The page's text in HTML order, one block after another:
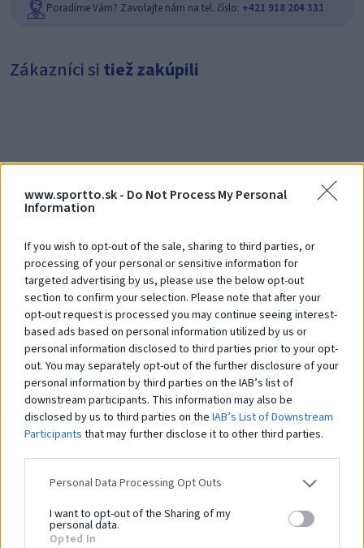
www.sportto.sk - Do Not Process My Personal
Information
If you wish to opt-out of the sale, sharing to third parties, or
processing of your personal or sensitive information for
targeted advertising by us, please use the below opt-out
section to confirm your selection. Please note that after your
opt-out request is processed you may continue seeing interest-
based ads based on personal information utilized by us or
personal information disclosed to third parties prior to your opt-
out. You may separately opt-out of the further disclosure of your
personal information by third parties on the IAB’s list of
downstream participants. This information may also be
disclosed by us to third parties on the IAB’s List of Downstream
Participants that may further disclose it to other third parties.
Personal Data Processing Opt Outs
I want to opt-out of the Sharing of my
personal data.
Opted In
Poradíme Vám? Zavolajte nám na tel. číslo: +421 918 204 331
Zákazníci si tiež zakúpili
Debna 1000 x 1000 x 900
Na dopyt
Čo robí tentoprodukt
výnimočným?
Systém STHENOS je sada vybavenia určeného pre cvičenie Street workoutu.
Pozostáva z hrázd, bradiel, lavíc a plošín, kombinovaných v rôznych
zostavách. Ich používanie je založené na využití hmotnosti vlastného tela.
Prvky vám umožňujú vykonávať cvičenia rôznej obtiažnosti: tie
najjednoduchšie, ako aj pokročilejšie. Práve preto sú tréningové zostavy z
prvkovSTHENOSurčené pre širokú skupinu používateľov. Navyše je systém
využiteľný pri telovýchovných cvičeniach, športovom a brannom výcviku a
iných formách všeobecného telesného rozvoja. Použitie pevných a
odolných materiálov a vhodné konštrukčné riešenia zaisťujú odolnosť
zariadení a bezpečnosť používania.